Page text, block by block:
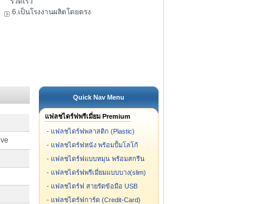
6.เป็นโรงงานผลิตโดยตรง
Quick Nav Menu
แฟลชไดร์ฟพรีเมี่ยม Premium
- แฟลชไดร์ฟพลาสติก (Plastic)
- แฟลชไดร์ฟหนัง พร้อมปั้มโลโก้
- แฟลชไดร์ฟแบบหมุน พร้อมสกรีน
- แฟลชไดร์ฟพรีเมี่ยมแบบบาง(slim)
- แฟลชไดร์ฟ สายรัดข้อมือ USB
- แฟลชไดร์ฟการ์ด (Credit-Card)